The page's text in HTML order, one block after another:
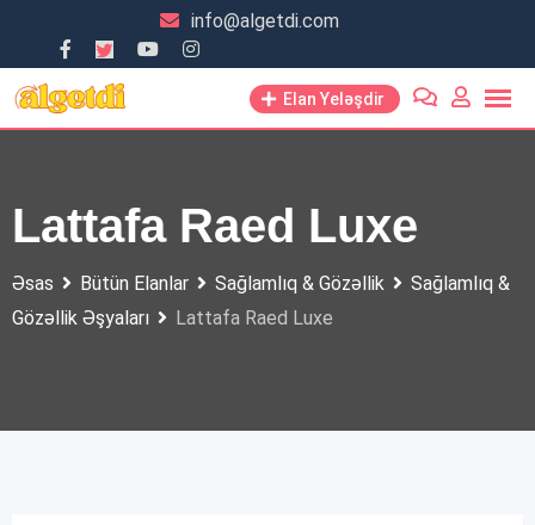
content
info@algetdi.com
Elan Yeləşdir
Lattafa Raed Luxe
Əsas Bütün Elanlar Sağlamlıq & Gözəllik
Sağlamlıq &
Gözəllik Əşyaları
Lattafa Raed Luxe